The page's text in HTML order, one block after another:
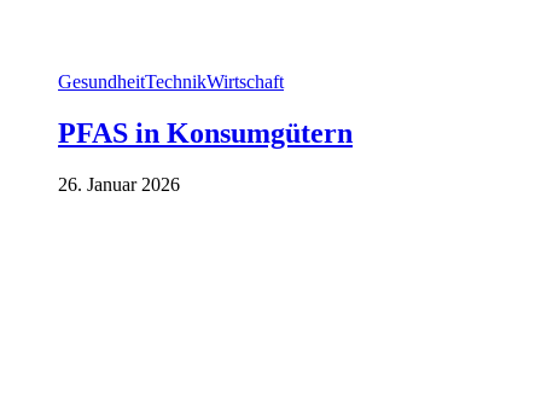
GesundheitTechnikWirtschaft
PFAS in Konsumgütern
26. Januar 2026